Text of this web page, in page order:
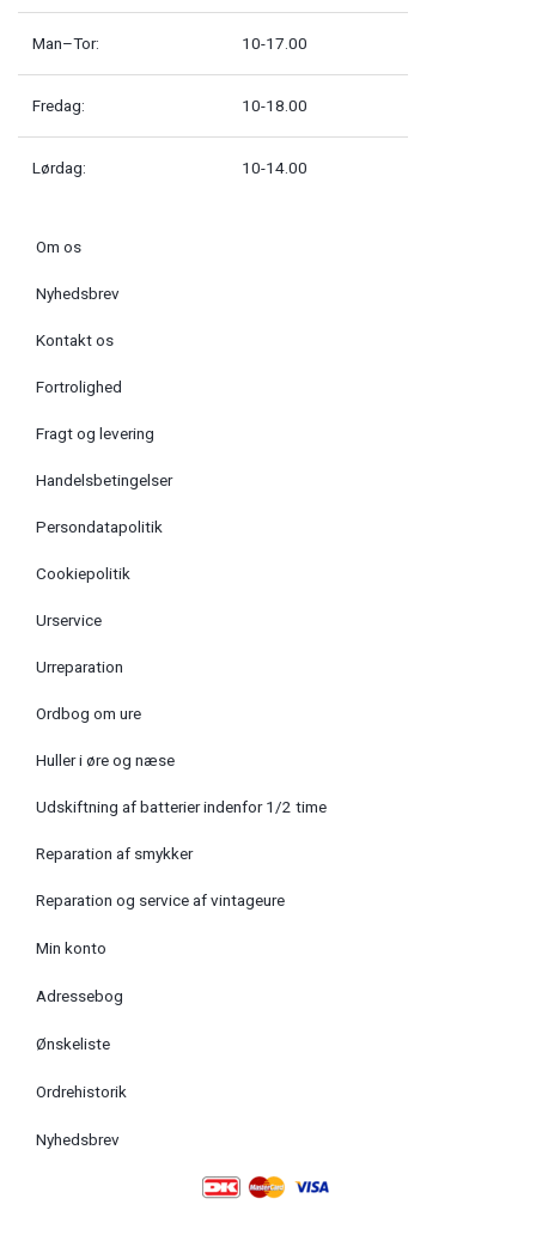
Man–Tor: 10-17.00
Fredag: 10-18.00
Lørdag: 10-14.00
Om os
Nyhedsbrev
Kontakt os
Fortrolighed
Fragt og levering
Handelsbetingelser
Persondatapolitik
Cookiepolitik
Urservice
Urreparation
Ordbog om ure
Huller i øre og næse
Udskiftning af batterier indenfor 1/2 time
Reparation af smykker
Reparation og service af vintageure
Min konto
Adressebog
Ønskeliste
Ordrehistorik
Nyhedsbrev